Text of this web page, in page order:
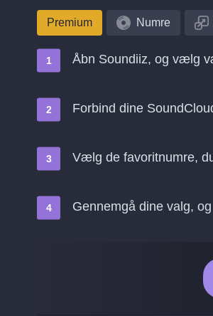
Premium Numre
Åbn Soundiiz, og vælg
Forbind dine
Vælg de favoritnumre,
Gennemgå dine valg,